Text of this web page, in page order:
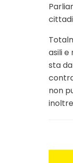
asili
sta
non